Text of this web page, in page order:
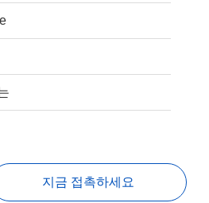
지금 접촉하세요